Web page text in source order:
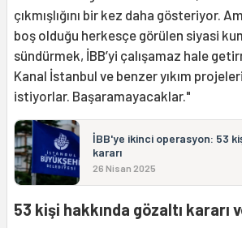
çıkmışlığını bir kez daha gösteriyor.
boş olduğu herkesçe görülen siyasi
sündürmek, İBB’yi çalışamaz hale
Kanal İstanbul ve benzer yıkım
istiyorlar. Başaramayacaklar."
İBB'ye ikinci operasyon: 53
kararı
26 Nisan 2025
53 kişi hakkında gözaltı kararı